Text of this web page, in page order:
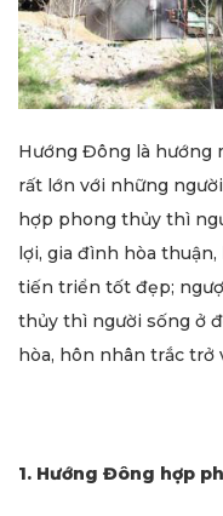
Hướng Đông là hướng
rất lớn với những
hợp phong thủy thì
lợi, gia đình hòa
tiến triển tốt đẹp;
thủy thì người sống ở
hòa, hôn nhân trắc trở
1. Hướng Đông hợp